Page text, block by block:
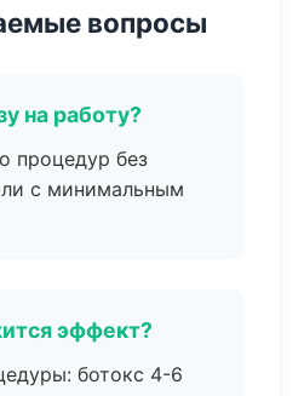
вопросы
на работу?
процедур без
с минимальным
эффект?
ботокс 4-6